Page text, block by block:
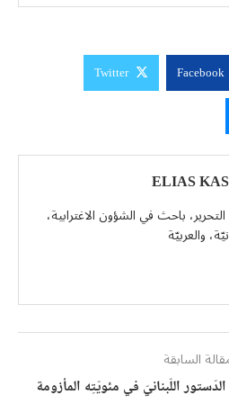
Facebook
Twitter
ELIAS
باحث في الشؤون الاغترابية،
والعربيّة
السابقة
اللّبنانيّ في مئويّتِه المأزومة